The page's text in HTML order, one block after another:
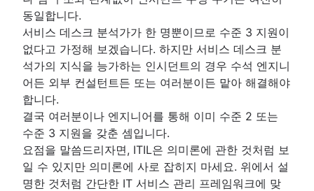
동일합니다.
서비스 데스크 분석가가 한 명뿐이므로 수준 3 지원이
없다고 가정해 보겠습니다. 하지만 서비스 데스크 분
석가의 지식을 능가하는 인시던트의 경우 수석 엔지니
어든 외부 컨설턴트든 또는 여러분이든 맡아 해결해야
합니다.
결국 여러분이나 엔지니어를 통해 이미 수준 2 또는
수준 3 지원을 갖춘 셈입니다.
요점을 말씀드리자면, ITIL은 의미론에 관한 것처럼 보
일 수 있지만 의미론에 사로 잡히지 마세요. 위에서 설
명한 것처럼 간단한 IT 서비스 관리 프레임워크에 맞